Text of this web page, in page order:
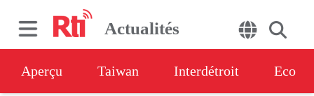
Actualités
Aperçu Taiwan Interdétroit Eco